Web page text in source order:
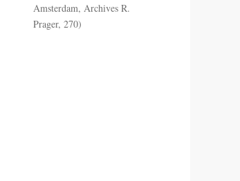
Amsterdam, Archives R.
Prager, 270)